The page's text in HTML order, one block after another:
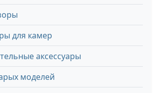
для камер
аксессуары
моделей